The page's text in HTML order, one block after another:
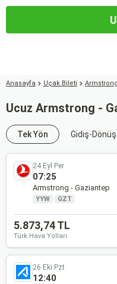
Anasayfa Uçak Bileti
Ucuz Armstrong -
Tek Yön Gidiş-Dönüş
24 Eyl Per
07:25
Armstrong - Gaziantep
YYW · GZT
5.873,74 TL
Türk Hava Yolları
26 Eki Pzt
12:40